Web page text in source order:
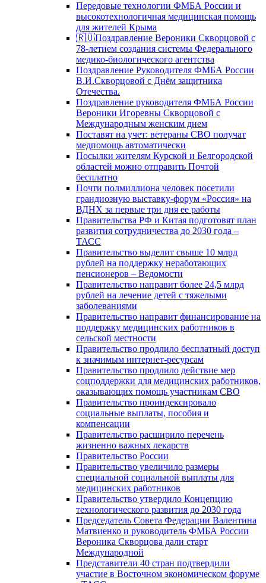
Передовые технологии ФМБА России и
высокотехнологичная медицинская помощь
для жителей Крыма
🇷🇺Поздравление Вероники Скворцовой с
78-летием создания системы Федерального
медико-биологического агентства
Поздравление Руководителя ФМБА России
В.И.Скворцовой с Днём защитника
Отечества.
Поздравление руководителя ФМБА России
Вероники Игоревны Скворцовой с
Международным женским днем
Поставят на учет: ветераны СВО получат
медпомощь автоматически
Посылки жителям Курской и Белгородской
областей можно отправить Почтой
бесплатно
Почти полмиллиона человек посетили
грандиозную выставку-форум «Россия» на
ВДНХ за первые три дня ее работы
Правительства РФ и Китая подготовят план
развития сотрудничества до 2030 года –
ТАСС
Правительство выделит свыше 10 млрд
рублей на поддержку неработающих
пенсионеров – Ведомости
Правительство направит более 24,5 млрд
рублей на лечение детей с тяжелыми
заболеваниями
Правительство направит финансирование на
поддержку медицинских работников в
сельской местности
Правительство продлило бесплатный доступ
к значимым интернет-ресурсам
Правительство продлило действие мер
соцподдержки для медицинских работников,
оказывающих помощь участникам СВО
Правительство проиндексировало
социальные выплаты, пособия и
компенсации
Правительство расширило перечень
жизненно важных лекарств
Правительство России
Правительство увеличило размеры
специальной социальной выплаты для
медицинских работников
Правительство утвердило Концепцию
технологического развития до 2030 года
Председатель Совета Федерации Валентина
Матвиенко и руководитель ФМБА России
Вероника Скворцова дали старт
Международной
Представители 40 стран подтвердили
участие в Восточном экономическом форуме